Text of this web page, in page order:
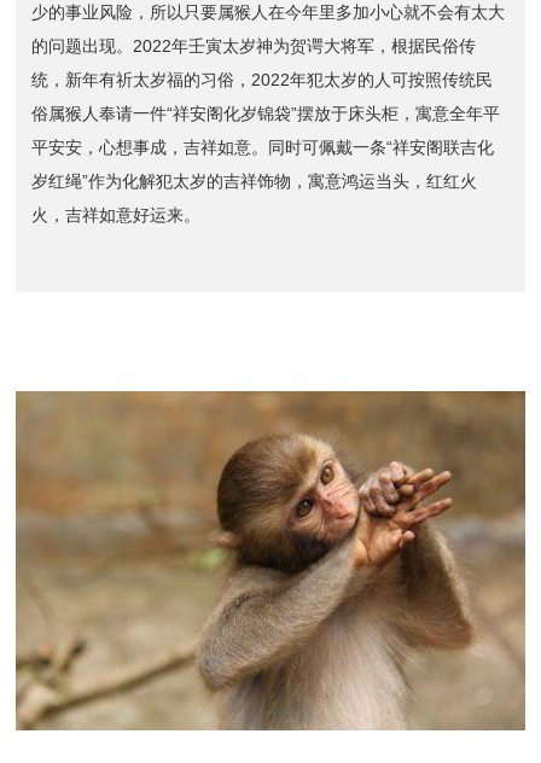
少的事业风险，所以只要属猴人在今年里多加小心就不会有太大
的问题出现。2022年壬寅太岁神为贺谔大将军，根据民俗传
统，新年有祈太岁福的习俗，2022年犯太岁的人可按照传统民
俗属猴人奉请一件“祥安阁化岁锦袋”摆放于床头柜，寓意全年平
平安安，心想事成，吉祥如意。同时可佩戴一条“祥安阁联吉化
岁红绳”作为化解犯太岁的吉祥饰物，寓意鸿运当头，红红火
火，吉祥如意好运来。